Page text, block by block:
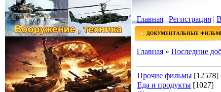
Главная|Регистрация |
ДОКУМЕНТАЛЬНЫЕ
Главная » Последние
Прочие фильмы [12578]
Еда и продукты [1027]